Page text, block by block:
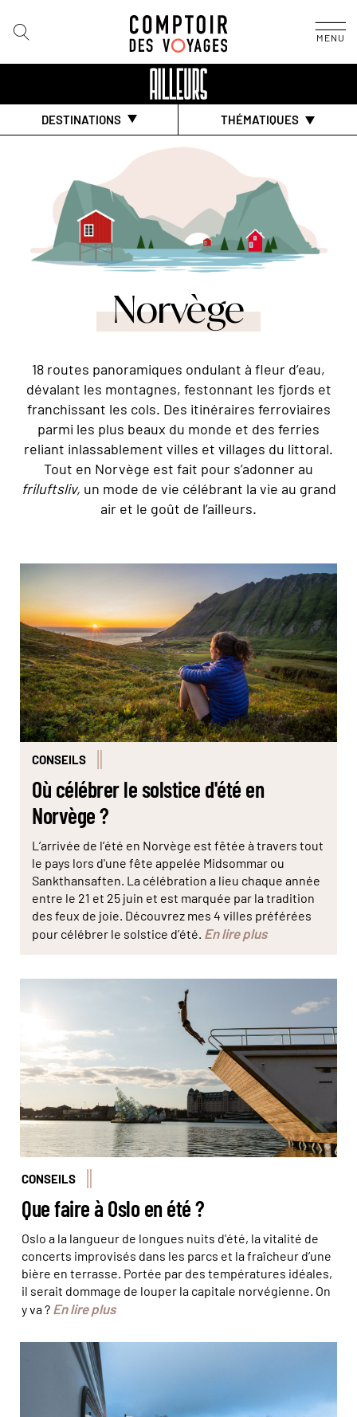
MENU
DESTINATIONS THÉMATIQUES
Norvège
18 routes panoramiques ondulant à fleur d’eau,
dévalant les montagnes, festonnant les fjords et
franchissant les cols. Des itinéraires ferroviaires
parmi les plus beaux du monde et des ferries
reliant inlassablement villes et villages du littoral.
Tout en Norvège est fait pour s’adonner au
friluftsliv, un mode de vie célébrant la vie au grand
air et le goût de l’ailleurs.
© Ismaele Tortella/Visit Norway
CONSEILS
Où célébrer le solstice d'été en
Norvège ?
L’arrivée de l’été en Norvège est fêtée à travers tout
le pays lors d'une fête appelée Midsommar ou
Sankthansaften. La célébration a lieu chaque année
entre le 21 et 25 juin et est marquée par la tradition
des feux de joie. Découvrez mes 4 villes préférées
pour célébrer le solstice d’été. En lire plus
© Becky Zeller/ slo Badstuforening
CONSEILS
Que faire à Oslo en été ?
Oslo a la langueur de longues nuits d'été, la vitalité de
concerts improvisés dans les parcs et la fraîcheur d’une
bière en terrasse. Portée par des températures idéales,
il serait dommage de louper la capitale norvégienne. On
y va ? En lire plus
© Robert Ruidl/stock.adobe